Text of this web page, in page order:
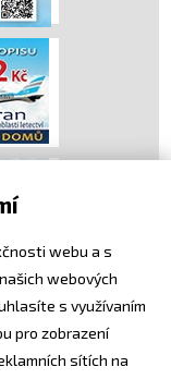
webu a s
webových
s využívaním
pro zobrazení
sítích na